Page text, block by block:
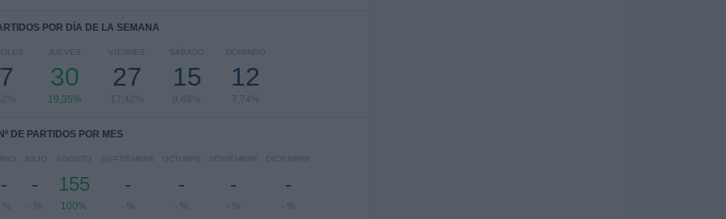
POR DÍA DE LA SEMANA
JUEVES
30
19,35%
VIERNES
27
17,42%
SÁBADO
15
9,68%
DOMINGO
12
7,74%
Nº DE PARTIDOS POR MES
-
%
JULIO
-
- %
AGOSTO
155
100%
SEPTIEMBRE
-
- %
OCTUBRE
-
- %
NOVIEMBRE
-
- %
DICIEMBRE
-
- %